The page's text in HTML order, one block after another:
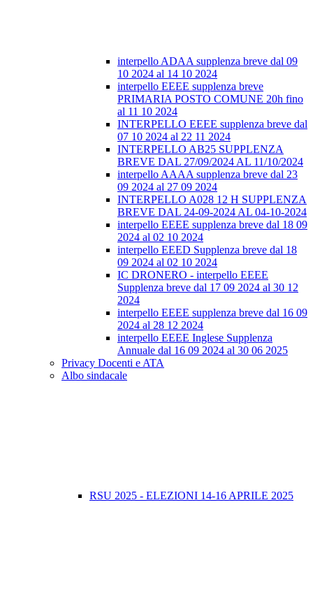
interpello ADAA supplenza breve dal 09
10 2024 al 14 10 2024
interpello EEEE supplenza breve
PRIMARIA POSTO COMUNE 20h fino
al 11 10 2024
INTERPELLO EEEE supplenza breve dal
07 10 2024 al 22 11 2024
INTERPELLO AB25 SUPPLENZA
BREVE DAL 27/09/2024 AL 11/10/2024
interpello AAAA supplenza breve dal 23
09 2024 al 27 09 2024
INTERPELLO A028 12 H SUPPLENZA
BREVE DAL 24-09-2024 AL 04-10-2024
interpello EEEE supplenza breve dal 18 09
2024 al 02 10 2024
interpello EEED Supplenza breve dal 18
09 2024 al 02 10 2024
IC DRONERO - interpello EEEE
Supplenza breve dal 17 09 2024 al 30 12
2024
interpello EEEE supplenza breve dal 16 09
2024 al 28 12 2024
interpello EEEE Inglese Supplenza
Annuale dal 16 09 2024 al 30 06 2025
Privacy Docenti e ATA
Albo sindacale
RSU 2025 - ELEZIONI 14-16 APRILE 2025